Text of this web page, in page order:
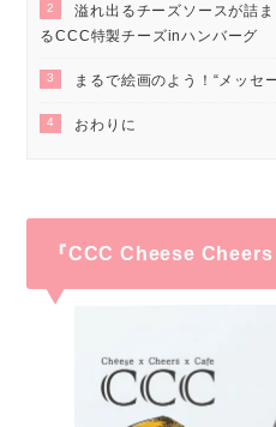
2
溢れ出るチーズソースが詰
るCCC特製チーズinハンバーグ
3 まるで絵画のよう！“メッセ
4 おわりに
『CCC Cheese